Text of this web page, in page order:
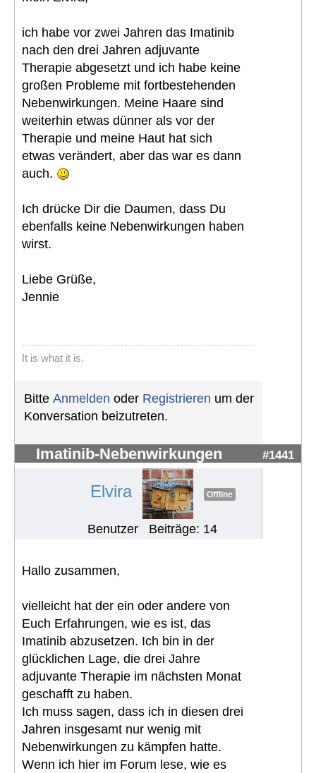
ich habe vor zwei Jahren das Imatinib
nach den drei Jahren adjuvante
Therapie abgesetzt und ich habe keine
großen Probleme mit fortbestehenden
Nebenwirkungen. Meine Haare sind
weiterhin etwas dünner als vor der
Therapie und meine Haut hat sich
etwas verändert, aber das war es dann
auch.
Ich drücke Dir die Daumen, dass Du
ebenfalls keine Nebenwirkungen haben
wirst.
Liebe Grüße,
Jennie
It is what it is.
Bitte Anmelden oder Registrieren um der
Konversation beizutreten.
Imatinib-Nebenwirkungen #1441
Elvira Offline
Benutzer Beiträge: 14
Hallo zusammen,
vielleicht hat der ein oder andere von
Euch Erfahrungen, wie es ist, das
Imatinib abzusetzen. Ich bin in der
glücklichen Lage, die drei Jahre
adjuvante Therapie im nächsten Monat
geschafft zu haben.
Ich muss sagen, dass ich in diesen drei
Jahren insgesamt nur wenig mit
Nebenwirkungen zu kämpfen hatte.
Wenn ich hier im Forum lese, wie es